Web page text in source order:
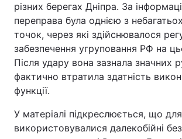
різних берегах Дніпра. За
переправа була однією з
точок, через які здійснювалося
забезпечення угруповання РФ на
Після удару вона зазнала значних
фактично втратила здатність
функції.
У матеріалі підкреслюється, що
використовувалися далекобійні